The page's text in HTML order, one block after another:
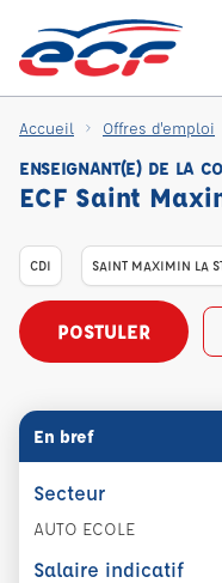
Accueil Offres d'emploi
ENSEIGNANT(E) DE LA
ECF Saint
CDI SAINT MAXIMIN LA
POSTULER
En bref
Secteur
AUTO ECOLE
Salaire indicatif